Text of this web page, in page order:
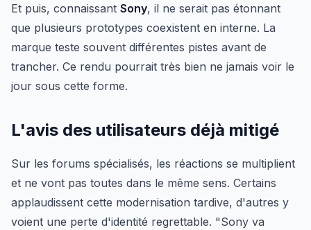
Et puis, connaissant Sony, il ne serait pas étonnant
que plusieurs prototypes coexistent en interne. La
marque teste souvent différentes pistes avant de
trancher. Ce rendu pourrait très bien ne jamais voir le
jour sous cette forme.
L'avis des utilisateurs déjà mitigé
Sur les forums spécialisés, les réactions se multiplient
et ne vont pas toutes dans le même sens. Certains
applaudissent cette modernisation tardive, d'autres y
voient une perte d'identité regrettable. "Sony va